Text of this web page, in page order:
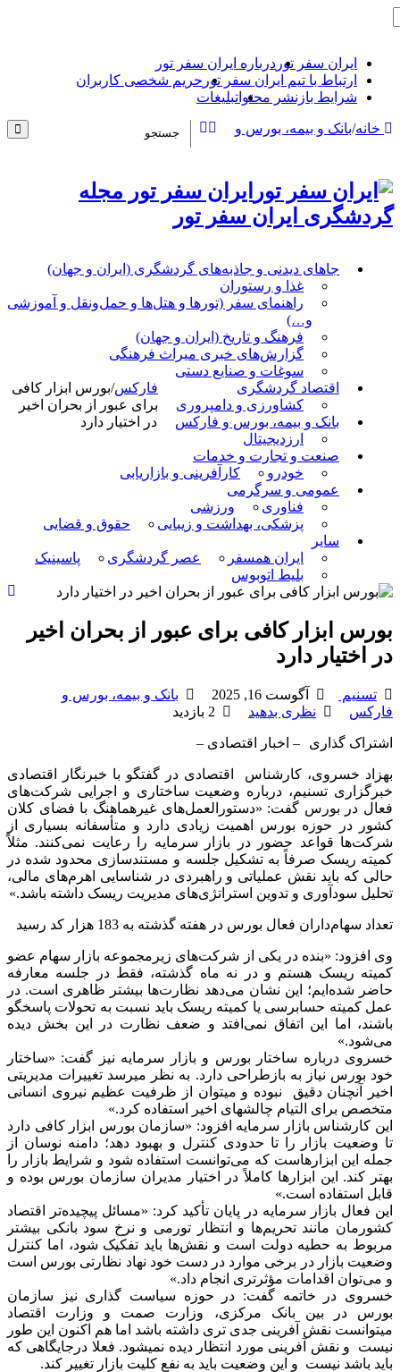
ایران سفر تور درباره ایران سفر تور
ارتباط با تیم ایران سفر تور حریم شخصی کاربران
شرایط بازنشر محتوا تبلیغات
ایران سفر تور مجله
گردشگری ایران سفر تور
جاهای دیدنی و جاذبه‌های گردشگری (ایران و جهان)
غذا و رستوران
راهنمای سفر (تورها و هتل‌ها و حمل‌و‌نقل و آموزشی
و…)
فرهنگ و تاریخ (ایران و جهان)
گزارش‌های خبری میراث فرهنگی
سوغات و صنایع دستی
اقتصاد گردشگری
کشاورزی و دامپروری
بانک و بیمه، بورس و فارکس
ارزدیجیتال
صنعت و تجارت و خدمات
خودرو
کارآفرینی و بازاریابی
عمومی و سرگرمی
فناوری
ورزشی
پزشکی، بهداشت و زیبایی
حقوق و قضایی
سایر
ایران همسفر
عصر گردشگری
پاسینیک
بلیط اتوبوس
خانه/بانک و بیمه، بورس و
فارکس/بورس ابزار کافی
برای عبور از بحران اخیر
در اختیار دارد
بورس ابزار کافی برای عبور از بحران اخیر
در اختیار دارد
تسنیم آگوست 16, 2025
بانک و بیمه، بورس و
فارکس
نظری بدهید 2 بازدید
اشتراک گذاری – اخبار اقتصادی –
بهزاد خسروی، کارشناس اقتصادی در گفتگو با خبرنگار اقتصادی
خبرگزاری تسنیم، درباره وضعیت ساختاری و اجرایی شرکت‌های
فعال در بورس گفت: «دستورالعمل‌های غیرهماهنگ با فضای کلان
کشور در حوزه بورس اهمیت زیادی دارد و متأسفانه بسیاری از
شرکت‌ها قواعد حضور در بازار سرمایه را رعایت نمی‌کنند. مثلاً
کمیته ریسک صرفاً به تشکیل جلسه و مستندسازی محدود شده در
حالی که باید نقش عملیاتی و راهبردی در شناسایی اهرم‌های مالی،
تحلیل سودآوری و تدوین استراتژی‌های مدیریت ریسک داشته باشد.»
تعداد سهام‌داران فعال بورس در هفته گذشته به 183 هزار کد رسید
وی افزود: «بنده در یکی از شرکت‌های زیرمجموعه بازار سهام عضو
کمیته ریسک هستم و در نه ماه گذشته، فقط در جلسه معارفه
حاضر شده‌ایم؛ این نشان می‌دهد نظارت‌ها بیشتر ظاهری است. در
عمل کمیته حسابرسی یا کمیته ریسک باید نسبت به تحولات پاسخگو
باشند، اما این اتفاق نمی‌افتد و ضعف نظارت در این بخش دیده
می‌شود.»
خسروی درباره ساختار بورس و بازار سرمایه نیز گفت: «ساختار
خود بورس نیاز به بازطراحی دارد. به نظر میرسد تغییرات مدیریتی
اخیر آنچنان دقیق نبوده و میتوان از ظرفیت عظیم نیروی انسانی
متخصص برای التیام چالشهای اخیر استفاده کرد.»
این کارشناس بازار سرمایه افزود: «سازمان بورس ابزار کافی دارد
تا وضعیت بازار را تا حدودی کنترل و بهبود دهد؛ دامنه نوسان از
جمله این ابزارهاست که می‌توانست استفاده شود و شرایط بازار را
بهتر کند. این ابزارها کاملاً در اختیار مدیران سازمان بورس بوده و
قابل استفاده است.»
این فعال بازار سرمایه در پایان تأکید کرد: «مسائل پیچیده‌تر اقتصاد
کشورمان مانند تحریم‌ها و انتظار تورمی و نرخ سود بانکی بیشتر
مربوط به حطیه دولت است و نقش‌ها باید تفکیک شود، اما کنترل
وضعیت بازار در برخی موارد در دست خود نهاد نظارتی بورس است
و می‌توان اقدامات مؤثرتری انجام داد.»
خسروی در خاتمه گفت: در حوزه سیاست گذاری نیز سازمان
بورس در بین بانک مرکزی، وزارت صمت و وزارت اقتصاد
میتوانست نقش آفرینی جدی تری داشته باشد اما هم اکنون این طور
نیست و نقش آفرینی مورد انتظار دیده نمیشود. فعلا درجایگاهی که
باید باشد نیست و این وضعیت باید به نفع کلیت بازار تغییر کند.